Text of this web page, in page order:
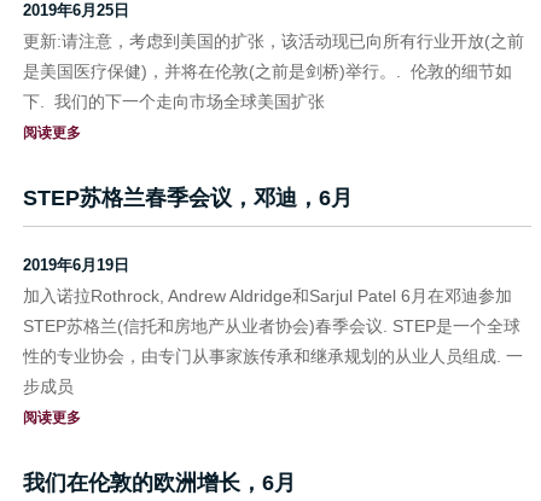
2019年6月25日
更新:请注意，考虑到美国的扩张，该活动现已向所有行业开放(之前
是美国医疗保健)，并将在伦敦(之前是剑桥)举行。. 伦敦的细节如
下. 我们的下一个走向市场全球美国扩张
阅读更多
STEP苏格兰春季会议，邓迪，6月
2019年6月19日
加入诺拉Rothrock, Andrew Aldridge和Sarjul Patel 6月在邓迪参加
STEP苏格兰(信托和房地产从业者协会)春季会议. STEP是一个全球
性的专业协会，由专门从事家族传承和继承规划的从业人员组成. 一
步成员
阅读更多
我们在伦敦的欧洲增长，6月